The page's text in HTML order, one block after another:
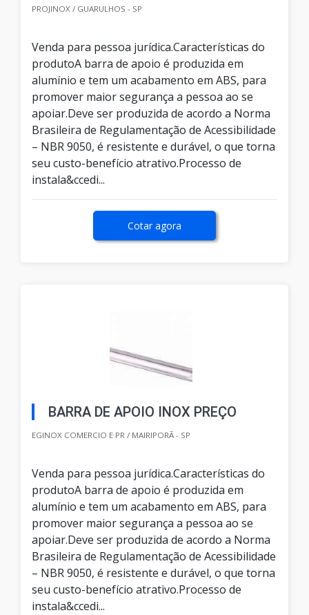
PROJINOX / GUARULHOS - SP
Venda para pessoa jurídica.Características do
produtoA barra de apoio é produzida em
alumínio e tem um acabamento em ABS, para
promover maior segurança a pessoa ao se
apoiar.Deve ser produzida de acordo a Norma
Brasileira de Regulamentação de Acessibilidade
– NBR 9050, é resistente e durável, o que torna
seu custo-benefício atrativo.Processo de
instala&ccedi...
Cotar agora
BARRA DE APOIO INOX PREÇO
EGINOX COMERCIO E PR / MAIRIPORÃ - SP
Venda para pessoa jurídica.Características do
produtoA barra de apoio é produzida em
alumínio e tem um acabamento em ABS, para
promover maior segurança a pessoa ao se
apoiar.Deve ser produzida de acordo a Norma
Brasileira de Regulamentação de Acessibilidade
– NBR 9050, é resistente e durável, o que torna
seu custo-benefício atrativo.Processo de
instala&ccedi...